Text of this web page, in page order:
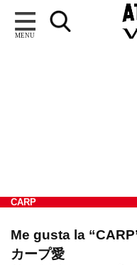
MENU
CARP
Me gusta la
カープ愛